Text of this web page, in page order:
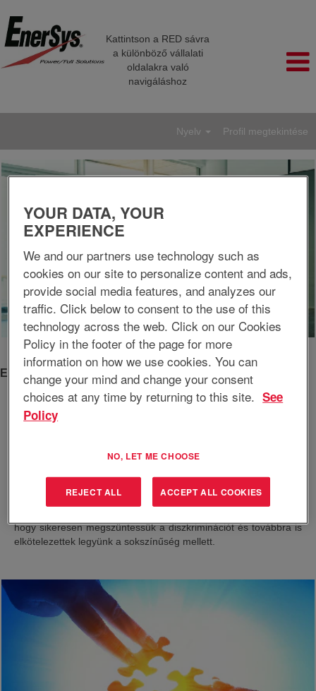
Kattintson a RED sávra
a különböző vállalati
oldalakra való
navigáláshoz
Nyelv Profil megtekintése
Elkötelezettségünk
Az EnerSys elkötelezett amellett, hogy egyenlő foglalkoztatási
lehetőségeket biztosítson minden képzett pályázónak és
fedett veterán státuszukra vagy más törvény által védett egyéb
munkahelyi követelményeken, a munkakörülményeken és a
hogy sikeresen megszüntessük a diszkriminációt és továbbra is
elkötelezettek legyünk a sokszínűség mellett.
YOUR DATA, YOUR
EXPERIENCE
We and our partners use technology such as
cookies on our site to personalize content and ads,
provide social media features, and analyzes our
traffic. Click below to consent to the use of this
technology across the web. Click on our Cookies
Policy in the footer of the page for more
information on how we use cookies. You can
change your mind and change your consent
choices at any time by returning to this site. See
Policy
NO, LET ME CHOOSE
REJECT ALL ACCEPT ALL COOKIES